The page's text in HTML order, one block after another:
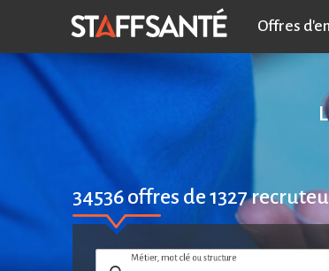
Offres
34536offres de1327
Métier, mot clé ou structure